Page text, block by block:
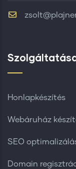
Honlapkészítés
Webáruház
SEO
Domain